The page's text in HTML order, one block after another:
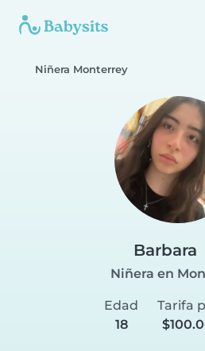
Niñera Monterrey
Barbara
Niñera en
Edad
18
Tarifa